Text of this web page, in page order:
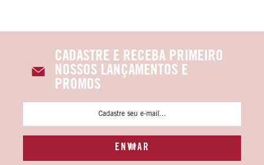
CADASTRE E RECEBA PRIMEIRO
NOSSOS LANÇAMENTOS E
PROMOS